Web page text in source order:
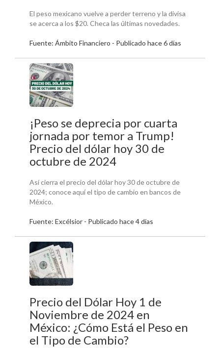
El peso mexicano vuelve a perder terreno y la divisa
se acerca a los $20. Checa las últimas novedades.
Fuente: Ámbito Financiero - Publicado hace 6 días
¡Peso se deprecia por cuarta
jornada por temor a Trump!
Precio del dólar hoy 30 de
octubre de 2024
Así cierra el precio del dólar hoy 30 de octubre de
2024; conoce aquí el tipo de cambio en bancos de
México.
Fuente: Excélsior - Publicado hace 4 días
Precio del Dólar Hoy 1 de
Noviembre de 2024 en
México: ¿Cómo Está el Peso en
el Tipo de Cambio?